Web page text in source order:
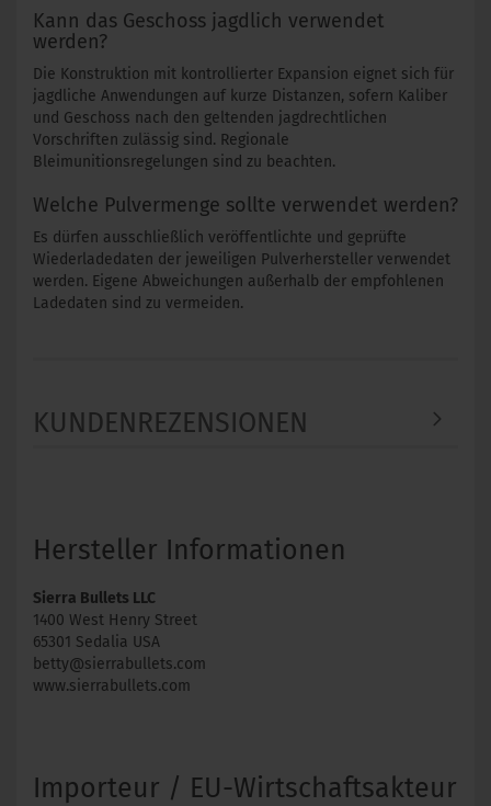
Kann das Geschoss jagdlich verwendet
werden?
Die Konstruktion mit kontrollierter Expansion eignet sich für
jagdliche Anwendungen auf kurze Distanzen, sofern Kaliber
und Geschoss nach den geltenden jagdrechtlichen
Vorschriften zulässig sind. Regionale
Bleimunitionsregelungen sind zu beachten.
Welche Pulvermenge sollte verwendet werden?
Es dürfen ausschließlich veröffentlichte und geprüfte
Wiederladedaten der jeweiligen Pulverhersteller verwendet
werden. Eigene Abweichungen außerhalb der empfohlenen
Ladedaten sind zu vermeiden.
KUNDENREZENSIONEN
Hersteller Informationen
Sierra Bullets LLC
1400 West Henry Street
65301 Sedalia USA
betty@sierrabullets.com
www.sierrabullets.com
Importeur / EU-Wirtschaftsakteur